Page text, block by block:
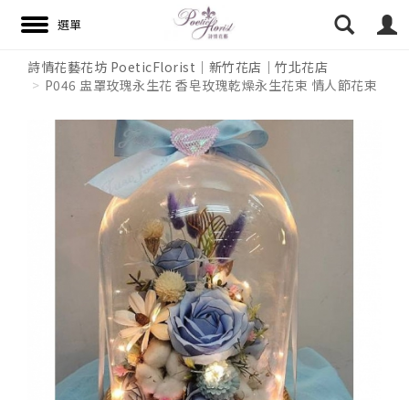
詩情花藝花坊 PoeticFlorist｜新竹花店｜竹北花店
P046 盅罩玫瑰永生花 香皂玫瑰乾燥永生花束 情人節花束